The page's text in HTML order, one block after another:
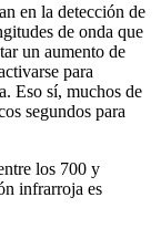
en la detección de
de onda que
un aumento de
para
Eso sí, muchos de
segundos para
los 700 y
infrarroja es